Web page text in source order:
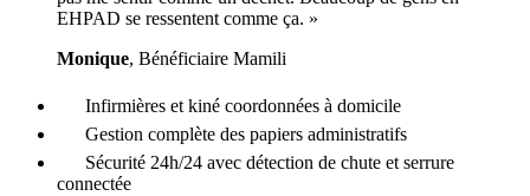
EHPAD se ressentent comme ça. »
Monique, Bénéficiaire Mamili
Infirmières et kiné coordonnées à domicile
Gestion complète des papiers administratifs
Sécurité 24h/24 avec détection de chute et serrure
connectée